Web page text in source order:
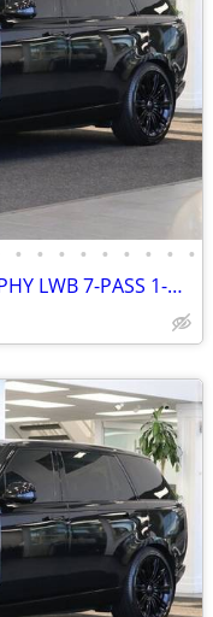
• • • • • • • • •
2025 RANGE ROVER AUTOBIOGRAPHY LWB 7-PASS 1-OWNER LAND 2026 2024 G63